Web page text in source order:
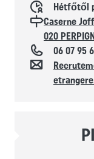
Horaires
Hétfőtől
Localisation
Caserne
020
Téléphone
06 07 95
Kapcsolat